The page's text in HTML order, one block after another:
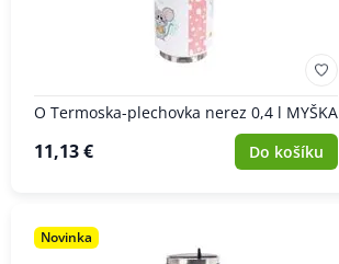
O Termoska-plechovka nerez 0,4 l MYŠKA
11,13 € Do košíku
Novinka